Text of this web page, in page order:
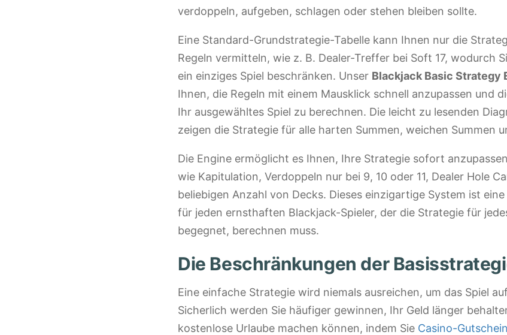
verdoppeln, aufgeben, schlagen oder stehen bleiben sollte.
Eine Standard-Grundstrategie-Tabelle kann Ihnen nur die
Regeln vermitteln, wie z. B. Dealer-Treffer bei Soft 17, wodurch
ein einziges Spiel beschränken. Unser Blackjack Basic Strategy
Ihnen, die Regeln mit einem Mausklick schnell anzupassen und
Ihr ausgewähltes Spiel zu berechnen. Die leicht zu lesenden
zeigen die Strategie für alle harten Summen, weichen Summen
Die Engine ermöglicht es Ihnen, Ihre Strategie sofort
wie Kapitulation, Verdoppeln nur bei 9, 10 oder 11, Dealer Hole
beliebigen Anzahl von Decks. Dieses einzigartige System ist
für jeden ernsthaften Blackjack-Spieler, der die Strategie für
begegnet, berechnen muss.
Die Beschränkungen der
Eine einfache Strategie wird niemals ausreichen, um das Spiel
Sicherlich werden Sie häufiger gewinnen, Ihr Geld länger
kostenlose Urlaube machen können, indem Sie Casino-